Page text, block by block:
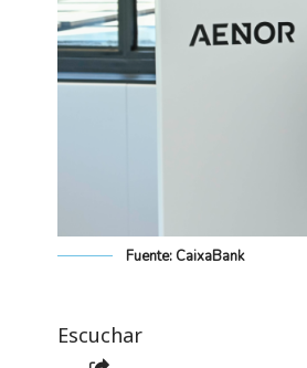
Fuente: CaixaBank
Escuchar